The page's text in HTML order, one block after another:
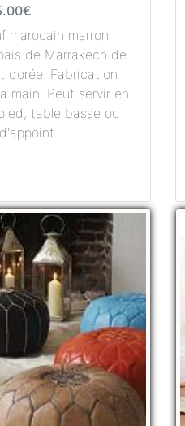
marocain marron
de Marrakech de
dorée. Fabrication
main. Peut servir en
table basse ou